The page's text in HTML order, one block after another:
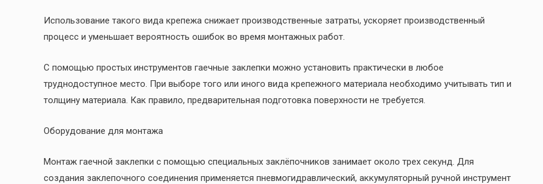
Использование такого вида крепежа снижает производственные затраты, ускоряет производственный
процесс и уменьшает вероятность ошибок во время монтажных работ.
С помощью простых инструментов гаечные заклепки можно установить практически в любое
труднодоступное место. При выборе того или иного вида крепежного материала необходимо учитывать тип и
толщину материала. Как правило, предварительная подготовка поверхности не требуется.
Оборудование для монтажа
Монтаж гаечной заклепки с помощью специальных заклёпочников занимает около трех секунд. Для
создания заклепочного соединения применяется пневмогидравлический, аккумуляторный ручной инструмент